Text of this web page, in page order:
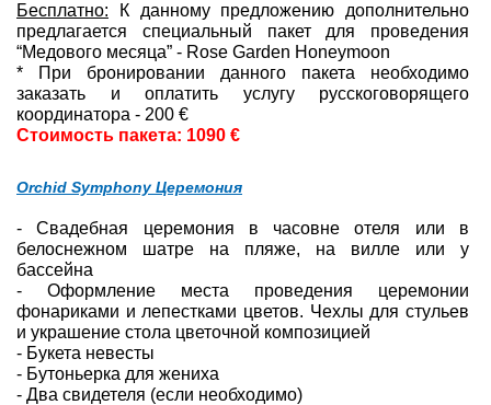
Бесплатно: К данному предложению дополнительно
предлагается специальный пакет для проведения
“Медового месяца” - Rose Garden Honeymoon
* При бронировании данного пакета необходимо
заказать и оплатить услугу русскоговорящего
координатора - 200 €
Стоимость пакета: 1090 €
Orchid Symphony Церемония
- Свадебная церемония в часовне отеля или в
белоснежном шатре на пляже, на вилле или у
бассейна
- Оформление места проведения церемонии
фонариками и лепестками цветов. Чехлы для стульев
и украшение стола цветочной композицией
- Букета невесты
- Бутоньерка для жениха
- Два свидетеля (если необходимо)